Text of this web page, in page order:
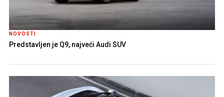
NOVOSTI
Predstavljen je Q9, najveći Audi SUV